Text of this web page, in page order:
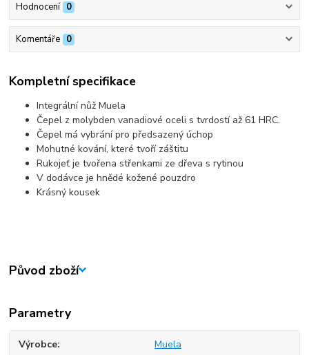
Hodnocení 0
Komentáře 0
Kompletní specifikace
Integrální nůž Muela
Čepel z molybden vanadiové oceli s tvrdostí až 61 HRC.
Čepel má vybrání pro předsazený úchop
Mohutné kování, které tvoří záštitu
Rukojeť je tvořena střenkami ze dřeva s rytinou
V dodávce je hnědé kožené pouzdro
Krásný kousek
Původ zboží
Parametry
Výrobce Muela